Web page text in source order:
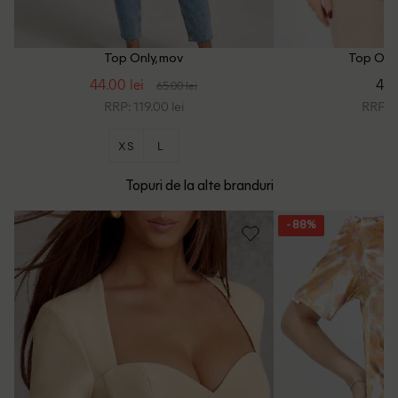
Top Only, mov
44.00 lei 65.00 lei
RRP: 119.00 lei
XS L
Top
RRP:
Topuri de la alte branduri
- 88%